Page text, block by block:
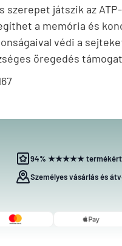
játszik az
a memória és
védi a
öregedés
94% ★★★★★
Személyes vásárlás és